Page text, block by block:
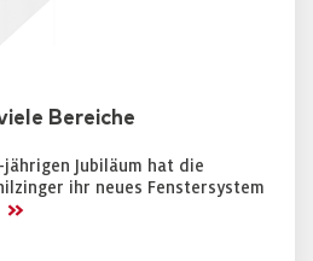
Bereiche
jährigen Jubiläum hat die
ihr neues Fenstersystem
>>